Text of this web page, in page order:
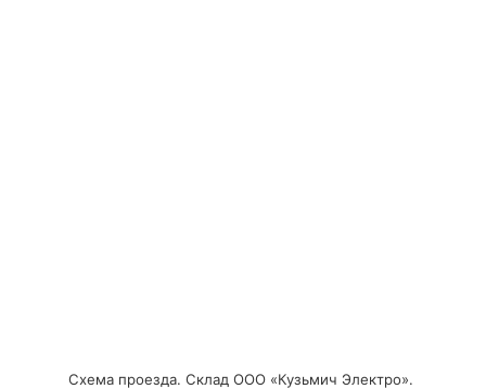
Схема проезда. Склад ООО «Кузьмич Электро».